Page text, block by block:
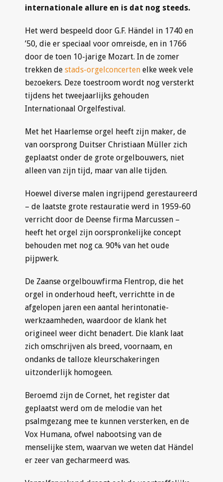
internationale allure en is dat nog steeds.
Het werd bespeeld door G.F. Händel in 1740 en
’50, die er speciaal voor omreisde, en in 1766
door de toen 10-jarige Mozart. In de zomer
trekken de stads-orgelconcerten elke week vele
bezoekers. Deze toestroom wordt nog versterkt
tijdens het tweejaarlijks gehouden
Internationaal Orgelfestival.
Met het Haarlemse orgel heeft zijn maker, de
van oorsprong Duitser Christiaan Müller zich
geplaatst onder de grote orgelbouwers, niet
alleen van zijn tijd, maar van alle tijden.
Hoewel diverse malen ingrijpend gerestaureerd
– de laatste grote restauratie werd in 1959-60
verricht door de Deense firma Marcussen –
heeft het orgel zijn oorspronkelijke concept
behouden met nog ca. 90% van het oude
pijpwerk.
De Zaanse orgelbouwfirma Flentrop, die het
orgel in onderhoud heeft, verrichtte in de
afgelopen jaren een aantal herintonatie-
werkzaamheden, waardoor de klank het
origineel weer dicht benadert. Die klank laat
zich omschrijven als breed, voornaam, en
ondanks de talloze kleurschakeringen
uitzonderlijk homogeen.
Beroemd zijn de Cornet, het register dat
geplaatst werd om de melodie van het
psalmgezang mee te kunnen versterken, en de
Vox Humana, ofwel nabootsing van de
menselijke stem, waarvan we weten dat Händel
er zeer van gecharmeerd was.